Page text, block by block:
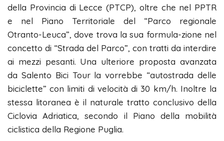
della Provincia di Lecce (PTCP), oltre che nel PPTR
e nel Piano Territoriale del “Parco regionale
Otranto-Leuca”, dove trova la sua formula-zione nel
concetto di “Strada del Parco”, con tratti da interdire
ai mezzi pesanti. Una ulteriore proposta avanzata
da Salento Bici Tour la vorrebbe “autostrada delle
biciclette” con limiti di velocità di 30 km/h. Inoltre la
stessa litoranea è il naturale tratto conclusivo della
Ciclovia Adriatica, secondo il Piano della mobilità
ciclistica della Regione Puglia.